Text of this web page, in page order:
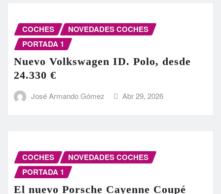
COCHES
NOVEDADES COCHES
PORTADA 1
Nuevo Volkswagen ID. Polo, desde
24.330 €
José Armando Gómez Abr 29, 2026
COCHES
NOVEDADES COCHES
PORTADA 1
El nuevo Porsche Cayenne Coupé